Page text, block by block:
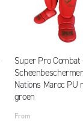
Super Pro Combat
Scheenbeschermer
Nations Maroc PU
groen
From